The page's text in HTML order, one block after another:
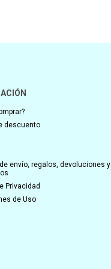
descuento
envío, regalos, devoluciones y
Privacidad
de Uso